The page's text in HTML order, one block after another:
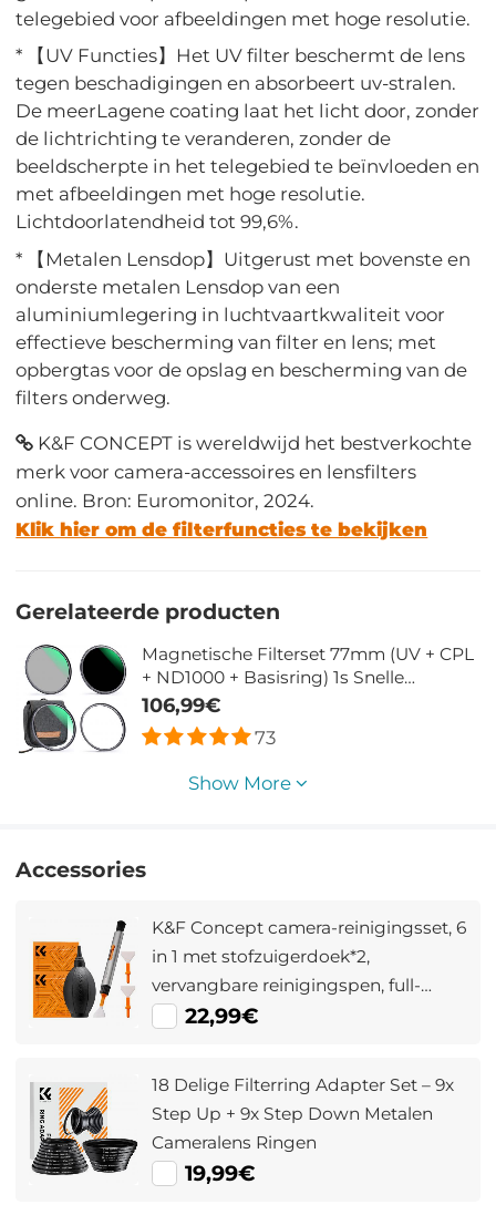
telegebied voor afbeeldingen met hoge resolutie.
* 【UV Functies】Het UV filter beschermt de lens
tegen beschadigingen en absorbeert uv-stralen.
De meerLagene coating laat het licht door, zonder
de lichtrichting te veranderen, zonder de
beeldscherpte in het telegebied te beïnvloeden en
met afbeeldingen met hoge resolutie.
Lichtdoorlatendheid tot 99,6%.
* 【Metalen Lensdop】Uitgerust met bovenste en
onderste metalen Lensdop van een
aluminiumlegering in luchtvaartkwaliteit voor
effectieve bescherming van filter en lens; met
opbergtas voor de opslag en bescherming van de
filters onderweg.
K&F CONCEPT is wereldwijd het bestverkochte
merk voor camera-accessoires en lensfilters
online. Bron: Euromonitor, 2024.
Klik hier om de filterfuncties te bekijken
Gerelateerde producten
Magnetische Filterset 77mm (UV + CPL
+ ND1000 + Basisring) 1s Snelle
Installatie met 28 Lagen Coating - Nano
Xcel Serie
106,99€
73
Show More
Accessories
K&F Concept camera-reinigingsset, 6
in 1 met stofzuigerdoek*2,
vervangbare reinigingspen, full-
frame reinigingsstaaf*2, siliconen
schoonmaakgereedschap
22,99€
18 Delige Filterring Adapter Set – 9x
Step Up + 9x Step Down Metalen
Cameralens Ringen
19,99€